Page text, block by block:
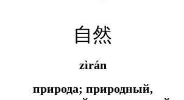
自然
zìrán
природа; природный,